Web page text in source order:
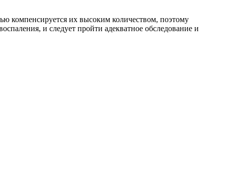
компенсируется их высоким количеством, поэтому
и следует пройти адекватное обследование и